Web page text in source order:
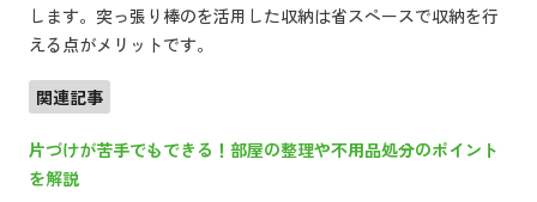
します。突っ張り棒のを活用した収納は省スペースで収納を行
える点がメリットです。
関連記事
片づけが苦手でもできる！部屋の整理や不用品処分のポイント
を解説